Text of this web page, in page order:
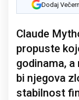
Dodaj
Claude
propuste
godinama,
bi njegova
stabilnost